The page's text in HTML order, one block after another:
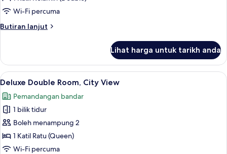
RiverWi-Fi percuma
Butiran lanjut
Butiran
Double
Room,
River
Lihat harga untuk tarikh anda
Lihat
semua
foto
untuk
Deluxe
Double
Room,
Deluxe Double Room, City View |
12
Deluxe Double Room, City View
Pemandangan bandar
1 bilik tidur
Boleh menampung 2
1 Katil Ratu (Queen)
Wi-Fi percuma